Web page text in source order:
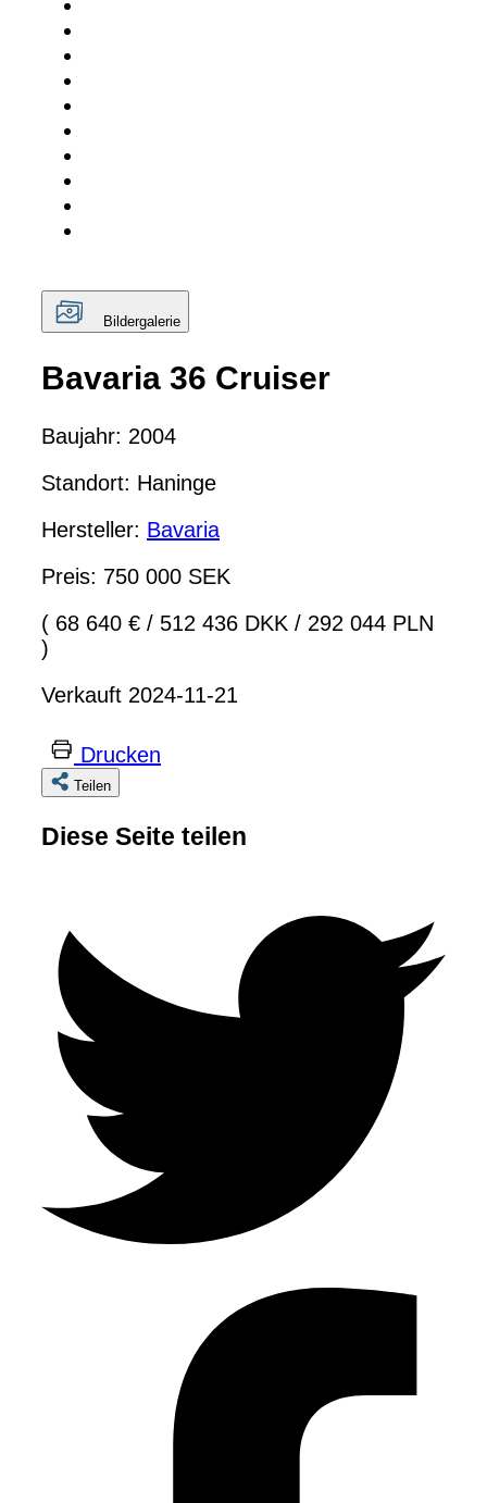
Bildergalerie
Bavaria 36 Cruiser
Baujahr: 2004
Standort: Haninge
Hersteller: Bavaria
Preis: 750 000 SEK
( 68 640 € / 512 436 DKK / 292 044 PLN
)
Verkauft 2024-11-21
Drucken
Teilen
Diese Seite teilen